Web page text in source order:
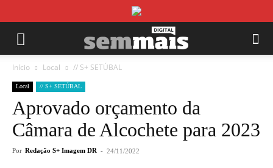
Início Local // S+ SETÚBAL
Local // S+ SETÚBAL
Aprovado orçamento da
Câmara de Alcochete para 2023
Por Redação S+ Imagem DR - 24/11/2022